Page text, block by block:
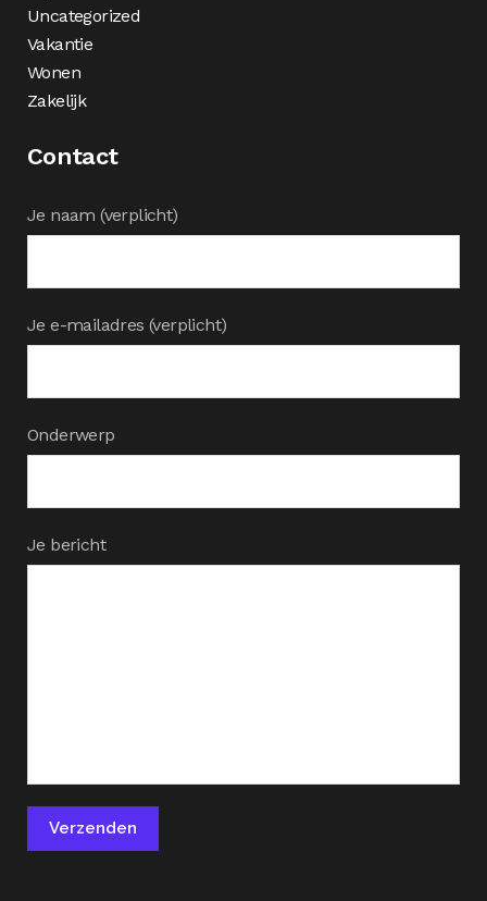
Uncategorized
Vakantie
Wonen
Zakelijk
Contact
Je naam (verplicht)
Je e-mailadres (verplicht)
Onderwerp
Je bericht